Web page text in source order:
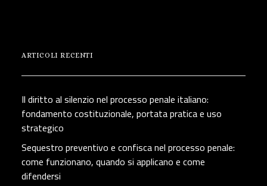
ARTICOLI RECENTI
Il diritto al silenzio nel processo penale italiano:
fondamento costituzionale, portata pratica e uso
strategico
Sequestro preventivo e confisca nel processo penale:
come funzionano, quando si applicano e come
difendersi